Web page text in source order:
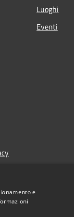
Luoghi
Eventi
e